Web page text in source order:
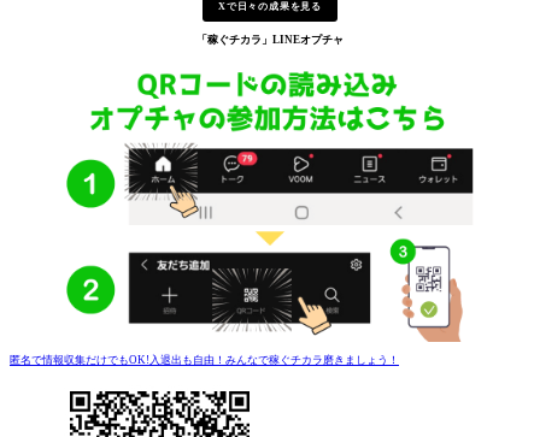
Xで日々の成果を見る
「稼ぐチカラ」 LINEオプチャ
匿名で情報収集だけでもOK!入退出も自由！みんなで稼ぐチカラ磨きましょう！